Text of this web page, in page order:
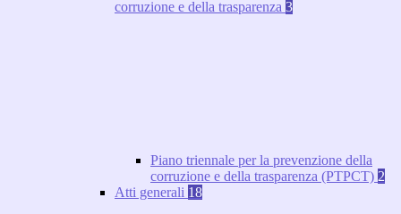
corruzione e della trasparenza 3
Piano triennale per la prevenzione della
corruzione e della trasparenza (PTPCT) 2
Atti generali 18